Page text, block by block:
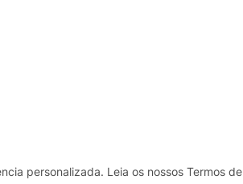
personalizada. Leia os nossos Termos de